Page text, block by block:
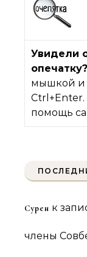
Увидели
опечатку?
мышкой и
Ctrl+Enter.
помощь
Сурен к
члены